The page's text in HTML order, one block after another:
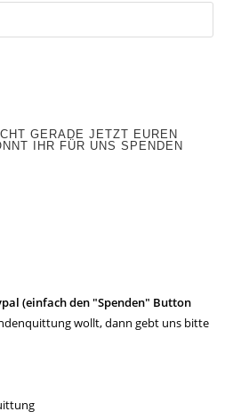
GERADE JETZT EUREN
IHR FÜR UNS SPENDEN
(einfach den "Spenden" Button
wollt, dann gebt uns bitte